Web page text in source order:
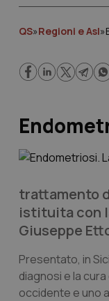
QS»Regioni e Asl»
trattamento
istituita con
Giuseppe
Presentato, in
diagnosi e la
occidente e uno